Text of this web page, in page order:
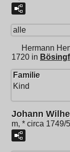
alle
Hermann
1720 in
Familie
Kind
Johann
m, * circa 1749/